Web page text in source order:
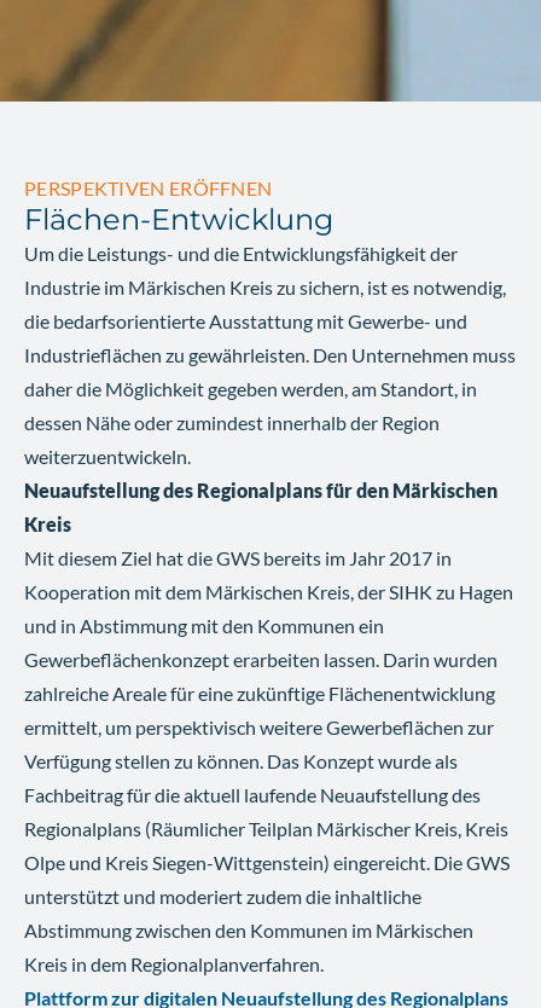
PERSPEKTIVEN ERÖFFNEN
Flächen-Entwicklung
Um die Leistungs- und die Entwicklungsfähigkeit der
Industrie im Märkischen Kreis zu sichern, ist es notwendig,
die bedarfsorientierte Ausstattung mit Gewerbe- und
Industrieflächen zu gewährleisten. Den Unternehmen muss
daher die Möglichkeit gegeben werden, am Standort, in
dessen Nähe oder zumindest innerhalb der Region
weiterzuentwickeln.
Neuaufstellung des Regionalplans für den Märkischen
Kreis
Mit diesem Ziel hat die GWS bereits im Jahr 2017 in
Kooperation mit dem Märkischen Kreis, der SIHK zu Hagen
und in Abstimmung mit den Kommunen ein
Gewerbeflächenkonzept erarbeiten lassen. Darin wurden
zahlreiche Areale für eine zukünftige Flächenentwicklung
ermittelt, um perspektivisch weitere Gewerbeflächen zur
Verfügung stellen zu können. Das Konzept wurde als
Fachbeitrag für die aktuell laufende Neuaufstellung des
Regionalplans (Räumlicher Teilplan Märkischer Kreis, Kreis
Olpe und Kreis Siegen-Wittgenstein) eingereicht. Die GWS
unterstützt und moderiert zudem die inhaltliche
Abstimmung zwischen den Kommunen im Märkischen
Kreis in dem Regionalplanverfahren.
Plattform zur digitalen Neuaufstellung des Regionalplans